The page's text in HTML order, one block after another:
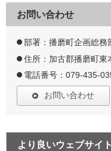
お問い合わせ
部署：播磨町企画総務
住所：加古郡播磨町東
電話番号：079-435-
お問い合わせ
より良いウェブサイ